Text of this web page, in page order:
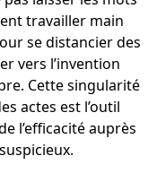
travailler main
se distancier des
vers l’invention
Cette singularité
actes est l’outil
l’efficacité auprès